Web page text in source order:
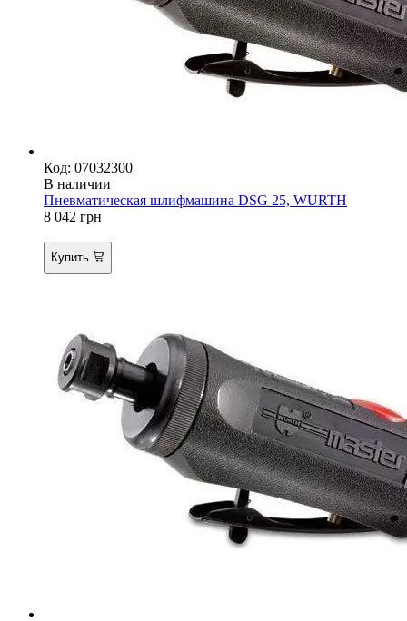
Код: 07032300
В наличии
Пневматическая шлифмашина DSG 25, WURTH
8 042 грн
Купить